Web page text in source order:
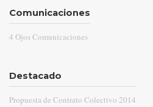
Comunicaciones
4 Ojos Comunicaciones
Destacado
Propuesta de Contrato Colectivo 2014